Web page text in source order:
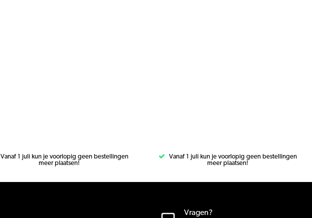
Vanaf 1 juli kun je voorlopig geen bestellingen
meer plaatsen!
Vanaf 1 juli kun je voorlopig geen bestellingen
meer plaatsen!
Vragen?